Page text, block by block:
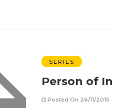
SERIES
Person of
Posted On 26/11/2015